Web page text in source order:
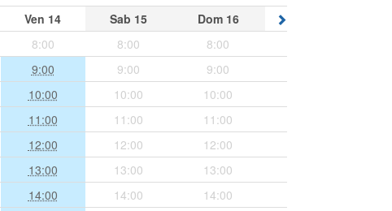
Ven 14 Sab 15 Dom 16
8:00 8:00
8:00
9:00 9:00
9:00
10:00 10:00
10:00
11:00 11:00
11:00
12:00 12:00
12:00
13:00 13:00
13:00
14:00 14:00
14:00